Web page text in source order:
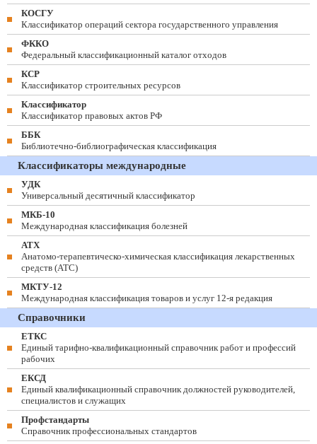
КОСГУ
Классификатор операций сектора государственного управления
ФККО
Федеральный классификационный каталог отходов
КСР
Классификатор строительных ресурсов
Классификатор
Классификатор правовых актов РФ
ББК
Библиотечно-библиографическая классификация
Классификаторы международные
УДК
Универсальный десятичный классификатор
МКБ-10
Международная классификация болезней
АТХ
Анатомо-терапевтическо-химическая классификация лекарственных
средств (ATC)
МКТУ-12
Международная классификация товаров и услуг 12-я редакция
Справочники
ЕТКС
Единый тарифно-квалификационный справочник работ и профессий
рабочих
ЕКСД
Единый квалификационный справочник должностей руководителей,
специалистов и служащих
Профстандарты
Справочник профессиональных стандартов